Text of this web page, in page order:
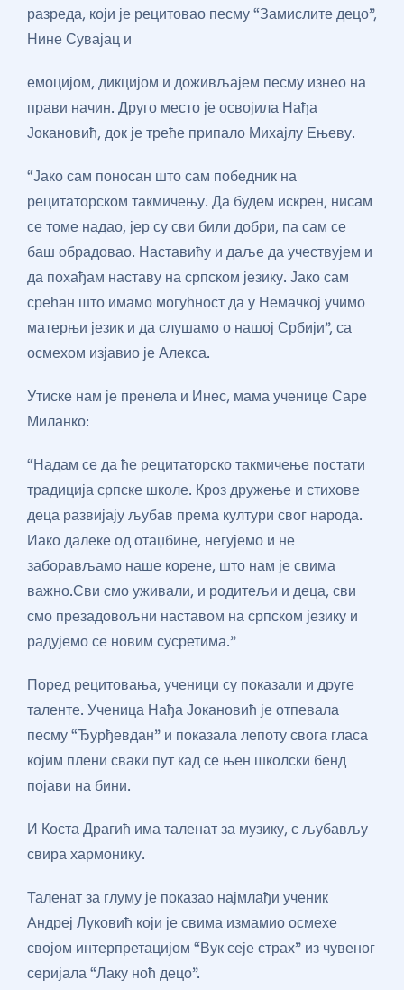
разреда, који је рецитовао песму “Замислите децо”,
Нине Сувајац и
емоцијом, дикцијом и доживљајем песму изнео на
прави начин. Друго место је освојила Нађа
Јокановић, док је треће припало Михајлу Ењеву.
“Јако сам поносан што сам победник на
рецитаторском такмичењу. Да будем искрен, нисам
се томе надао, јер су сви били добри, па сам се
баш обрадовао. Наставићу и даље да учествујем и
да похађам наставу на српском језику. Јако сам
срећан што имамо могућност да у Немачкој учимо
матерњи језик и да слушамо о нашој Србији”, са
осмехом изјавио је Алекса.
Утиске нам је пренела и Инес, мама ученице Саре
Миланко:
“Надам се да ће рецитаторско такмичење постати
традиција српске школе. Кроз дружење и стихове
деца развијају љубав према култури свог народа.
Иако далеке од отаџбине, негујемо и не
заборављамо наше корене, што нам је свима
важно.Сви смо уживали, и родитељи и деца, сви
смо презадовољни наставом на српском језику и
радујемо се новим сусретима.”
Поред рецитовања, ученици су показали и друге
таленте. Ученица Нађа Јокановић је отпевала
песму “Ђурђевдан” и показала лепоту свога гласа
којим плени сваки пут кад се њен школски бенд
појави на бини.
И Коста Драгић има таленат за музику, с љубављу
свира хармонику.
Таленат за глуму је показао најмлађи ученик
Андреј Луковић који је свима измамио осмехе
својом интерпретацијом “Вук сеје страх” из чувеног
серијала “Лаку ноћ децо”.